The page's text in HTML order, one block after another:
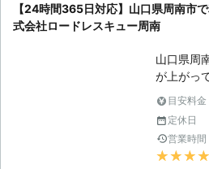
って動か
●24時間
できます 車のバッテリーが上がって
しまった
しようと
動かない
うとした
間的に余
【24時間365日対応】山口県周南市
式会社ロードレスキュー周南
山口県周
が上がっ
い！」そ
スキュー
に駆け付
【24
目安料金
定休日
営業時間